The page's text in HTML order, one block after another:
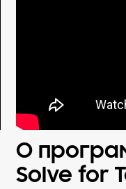
О
Solve for